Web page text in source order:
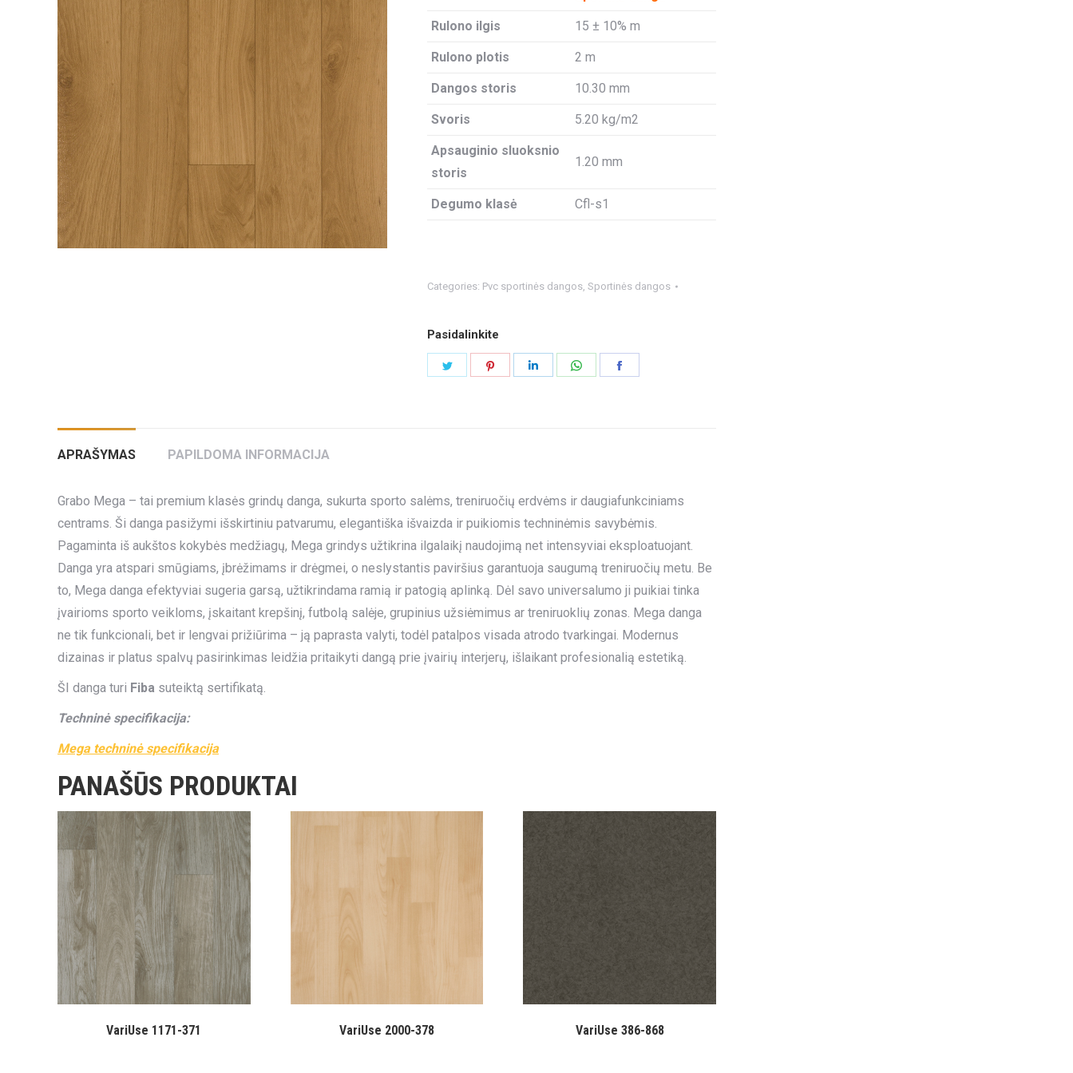
Rulono ilgis 15 ± 10% m
Rulono plotis 2 m
Dangos storis 10.30 mm
Svoris 5.20 kg/m2
Apsauginio sluoksnio
storis
1.20 mm
Degumo klasė Cfl-s1
Categories: Pvc sportinės dangos, Sportinės dangos
Pasidalinkite
Share
Share
APRAŠYMAS PAPILDOMA INFORMACIJA
Grabo Mega – tai premium klasės grindų danga, sukurta sporto salėms, treniruočių erdvėms ir daugiafunkciniams
centrams. Ši danga pasižymi išskirtiniu patvarumu, elegantiška išvaizda ir puikiomis techninėmis savybėmis.
Pagaminta iš aukštos kokybės medžiagų, Mega grindys užtikrina ilgalaikį naudojimą net intensyviai eksploatuojant.
Danga yra atspari smūgiams, įbrėžimams ir drėgmei, o neslystantis paviršius garantuoja saugumą treniruočių metu. Be
to, Mega danga efektyviai sugeria garsą, užtikrindama ramią ir patogią aplinką. Dėl savo universalumo ji puikiai tinka
įvairioms sporto veikloms, įskaitant krepšinį, futbolą salėje, grupinius užsiėmimus ar treniruoklių zonas. Mega danga
ne tik funkcionali, bet ir lengvai prižiūrima – ją paprasta valyti, todėl patalpos visada atrodo tvarkingai. Modernus
dizainas ir platus spalvų pasirinkimas leidžia pritaikyti dangą prie įvairių interjerų, išlaikant profesionalią estetiką.
ŠI danga turi Fiba suteiktą sertifikatą.
Techninė specifikacija:
Mega techninė specifikacija
PANAŠŪS PRODUKTAI
VariUse 1171-371 VariUse 2000-378 VariUse 386-868